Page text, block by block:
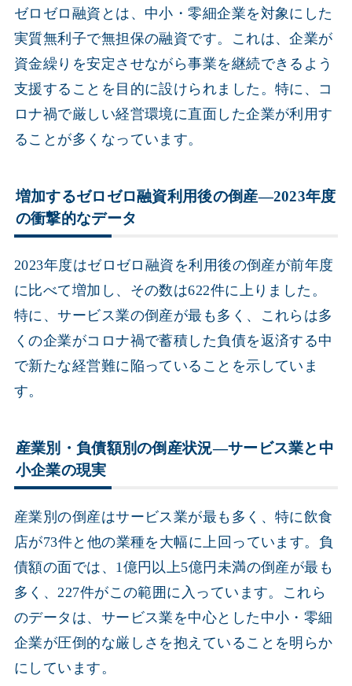
ゼロゼロ融資とは、中小・零細企業を対象にした
実質無利子で無担保の融資です。これは、企業が
資金繰りを安定させながら事業を継続できるよう
支援することを目的に設けられました。特に、コ
ロナ禍で厳しい経営環境に直面した企業が利用す
ることが多くなっています。
増加するゼロゼロ融資利用後の倒産―2023年度
の衝撃的なデータ
2023年度はゼロゼロ融資を利用後の倒産が前年度
に比べて増加し、その数は622件に上りました。
特に、サービス業の倒産が最も多く、これらは多
くの企業がコロナ禍で蓄積した負債を返済する中
で新たな経営難に陥っていることを示していま
す。
産業別・負債額別の倒産状況―サービス業と中
小企業の現実
産業別の倒産はサービス業が最も多く、特に飲食
店が73件と他の業種を大幅に上回っています。負
債額の面では、1億円以上5億円未満の倒産が最も
多く、227件がこの範囲に入っています。これら
のデータは、サービス業を中心とした中小・零細
企業が圧倒的な厳しさを抱えていることを明らか
にしています。